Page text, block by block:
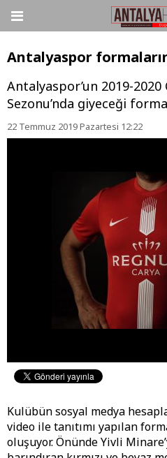
Antalyaspor
Antalyaspor’un 2019-
Sezonu’nda giyeceği
22 Temmuz 2019 Pazartesi 12:22
Kulübün sosyal medya
video ile tanıtımı yapılan
oluşuyor. Önünde Yivli